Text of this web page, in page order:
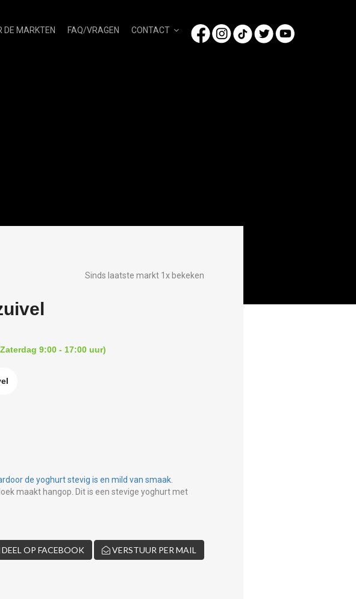
DE MARKTEN FAQ/VRAGEN CONTACT
Sinds laatste markt 1x bekeken
9:00 - 17:00 uur)
maakt hangop. Dit is een stevige yoghurt met
DEEL OP FACEBOOK VERSTUUR PER MAIL